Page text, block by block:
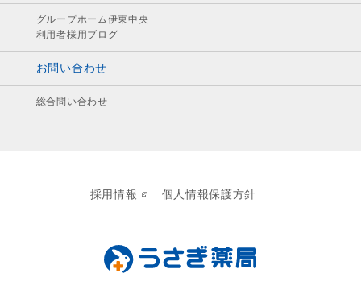
グループホーム伊東中央
利用者様用ブログ
お問い合わせ
総合問い合わせ
採用情報 個人情報保護方針